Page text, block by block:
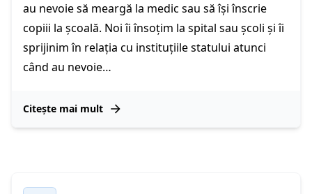
au nevoie să meargă la medic sau să își înscrie
copiii la școală. Noi îi însoțim la spital sau școli și îi
sprijinim în relația cu instituțiile statului atunci
când au nevoie…
Citește mai mult